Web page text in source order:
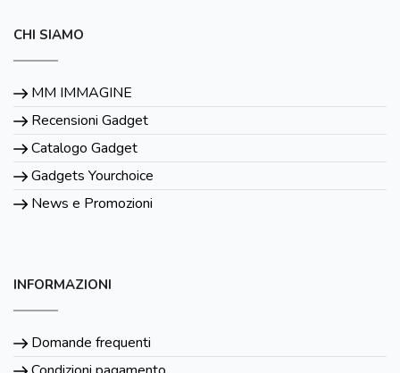
CHI SIAMO
MM IMMAGINE
Recensioni Gadget
Catalogo Gadget
Gadgets Yourchoice
News e Promozioni
INFORMAZIONI
Domande frequenti